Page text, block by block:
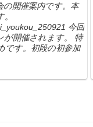
開催案内です。本
今回
が開催されます。 特
です。初段の初参加